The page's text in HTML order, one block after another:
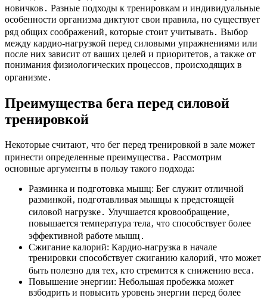
новичков․ Разные подходы к тренировкам и индивидуальные
особенности организма диктуют свои правила‚ но существует
ряд общих соображений‚ которые стоит учитывать․ Выбор
между кардио-нагрузкой перед силовыми упражнениями или
после них зависит от ваших целей и приоритетов‚ а также от
понимания физиологических процессов‚ происходящих в
организме․
Преимущества бега перед силовой
тренировкой
Некоторые считают‚ что бег перед тренировкой в зале может
принести определенные преимущества․ Рассмотрим
основные аргументы в пользу такого подхода:
Разминка и подготовка мышц: Бег служит отличной
разминкой‚ подготавливая мышцы к предстоящей
силовой нагрузке․ Улучшается кровообращение‚
повышается температура тела‚ что способствует более
эффективной работе мышц․
Сжигание калорий: Кардио-нагрузка в начале
тренировки способствует сжиганию калорий‚ что может
быть полезно для тех‚ кто стремится к снижению веса․
Повышение энергии: Небольшая пробежка может
взбодрить и повысить уровень энергии перед более